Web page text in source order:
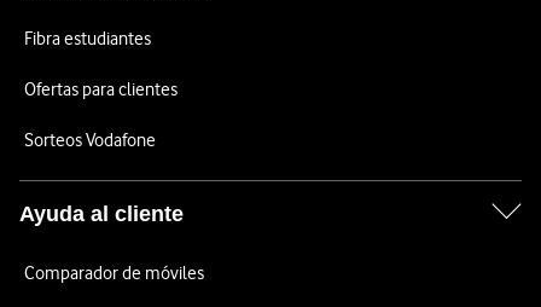
Fibra estudiantes
Ofertas para clientes
Sorteos Vodafone
Ayuda al cliente
Comparador de móviles